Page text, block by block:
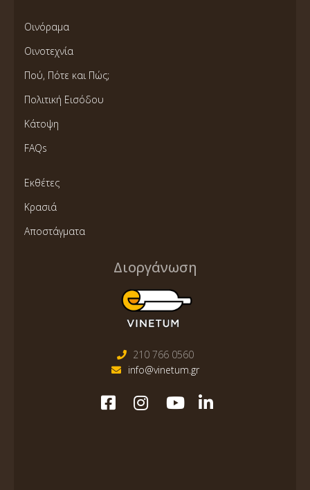
Οινόραμα
Οινοτεχνία
Πού, Πότε και Πώς;
Πολιτική Εισόδου
Κάτοψη
FAQs
Εκθέτες
Κρασιά
Αποστάγματα
Διοργάνωση
210 766 0560
info@vinetum.gr